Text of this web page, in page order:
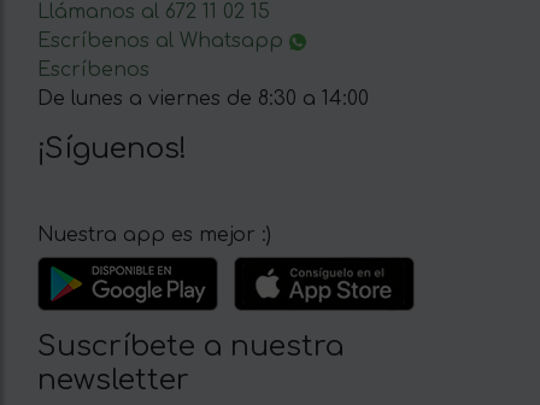
Llámanos al 672 11 02 15
Escríbenos al Whatsapp
Escríbenos
De lunes a viernes de 8:30 a 14:00
¡Síguenos!
Nuestra app es mejor :)
Suscríbete a nuestra
newsletter